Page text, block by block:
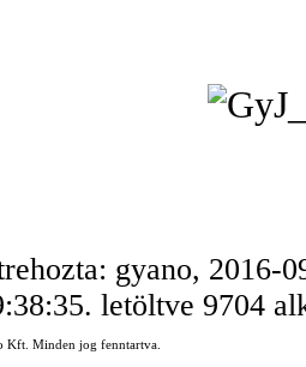
gyano, 2016-
letöltve 9704
Minden jog fenntartva.